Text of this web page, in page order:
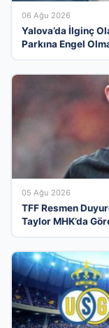
06 Ağu 2026
Yalova’da İlginç
Parkına Engel
05 Ağu 2026
TFF Resmen
Taylor MHK’da